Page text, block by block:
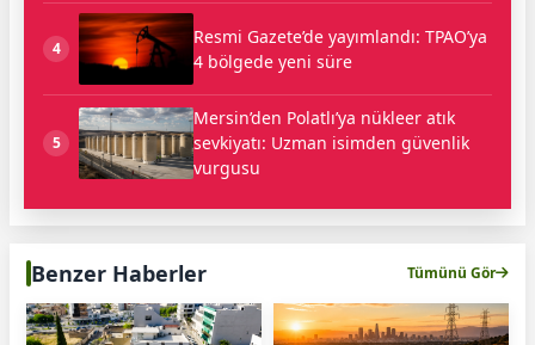
4
Resmi Gazete’de yayımlandı: TPAO’ya
4 bölgede yeni süre
5
Mersin’den Polatlı’ya nükleer atık
sevkiyatı: Uzman isimden güvenlik
vurgusu
Benzer Haberler Tümünü Gör